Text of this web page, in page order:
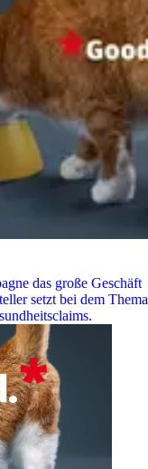
das große Geschäft
setzt bei dem Thema